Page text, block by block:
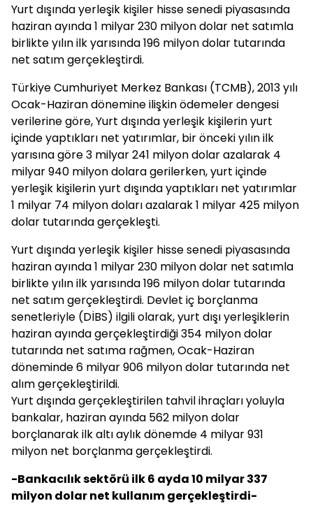
Yurt dışında yerleşik kişiler hisse senedi piyasasında
haziran ayında 1 milyar 230 milyon dolar net satımla
birlikte yılın ilk yarısında 196 milyon dolar tutarında
net satım gerçekleştirdi.
Türkiye Cumhuriyet Merkez Bankası (TCMB), 2013 yılı
Ocak-Haziran dönemine ilişkin ödemeler dengesi
verilerine göre, Yurt dışında yerleşik kişilerin yurt
içinde yaptıkları net yatırımlar, bir önceki yılın ilk
yarısına göre 3 milyar 241 milyon dolar azalarak 4
milyar 940 milyon dolara gerilerken, yurt içinde
yerleşik kişilerin yurt dışında yaptıkları net yatırımlar
1 milyar 74 milyon doları azalarak 1 milyar 425 milyon
dolar tutarında gerçekleşti.
Yurt dışında yerleşik kişiler hisse senedi piyasasında
haziran ayında 1 milyar 230 milyon dolar net satımla
birlikte yılın ilk yarısında 196 milyon dolar tutarında
net satım gerçekleştirdi. Devlet iç borçlanma
senetleriyle (DİBS) ilgili olarak, yurt dışı yerleşiklerin
haziran ayında gerçekleştirdiği 354 milyon dolar
tutarında net satıma rağmen, Ocak-Haziran
döneminde 6 milyar 906 milyon dolar tutarında net
alım gerçekleştirildi.
Yurt dışında gerçekleştirilen tahvil ihraçları yoluyla
bankalar, haziran ayında 562 milyon dolar
borçlanarak ilk altı aylık dönemde 4 milyar 931
milyon net borçlanma gerçekleştirdi.
-Bankacılık sektörü ilk 6 ayda 10 milyar 337
milyon dolar net kullanım gerçekleştirdi-